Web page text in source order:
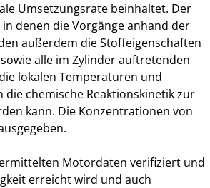
Umsetzungsrate beinhaltet. Der
denen die Vorgänge anhand der
außerdem die Stoffeigenschaften
alle im Zylinder auftretenden
lokalen Temperaturen und
chemische Reaktionskinetik zur
kann. Die Konzentrationen von
Motordaten verifiziert und
erreicht wird und auch